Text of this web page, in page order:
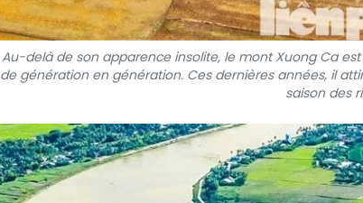
Au-delà de son apparence insolite, le mont Xuong Ca
de génération en génération. Ces dernières années, il
saison des